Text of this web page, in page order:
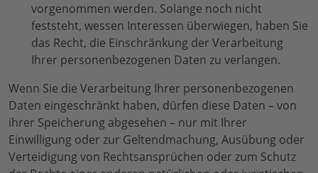
vorgenommen werden. Solange noch nicht
feststeht, wessen Interessen überwiegen, haben Sie
das Recht, die Einschränkung der Verarbeitung
Ihrer personenbezogenen Daten zu verlangen.
Wenn Sie die Verarbeitung Ihrer personenbezogenen
Daten eingeschränkt haben, dürfen diese Daten – von
ihrer Speicherung abgesehen – nur mit Ihrer
Einwilligung oder zur Geltendmachung, Ausübung oder
Verteidigung von Rechtsansprüchen oder zum Schutz